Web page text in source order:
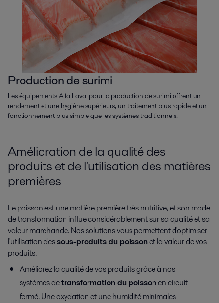
Production de surimi
Les équipements Alfa Laval pour la production de surimi offrent un
rendement et une hygiène supérieurs, un traitement plus rapide et un
fonctionnement plus simple que les systèmes traditionnels.
Amélioration de la qualité des
produits et de l'utilisation des matières
premières
Le poisson est une matière première très nutritive, et son mode
de transformation influe considérablement sur sa qualité et sa
valeur marchande. Nos solutions vous permettent d'optimiser
l'utilisation dessous-produits du poissonet la valeur de vos
produits.
Améliorez la qualité de vos produits grâce à nos
systèmes detransformation du poissonen circuit
fermé. Une oxydation et une humidité minimales